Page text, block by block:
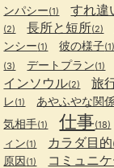
ンパシー(1) すれ違
(2) 長所と短所(2)
ンシー(1) 彼の様子(1)
(3) デートプラン(1)
インソウル(2) 旅
レ(1) あやふやな関
気相手(1) 仕事(18)
ィン(1) カラダ目的
原因(1) コミュニ